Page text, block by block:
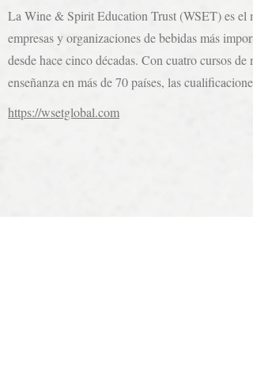
La Wine & Spirit Education Trust (WSET) es el
empresas y organizaciones de bebidas más
desde hace cinco décadas. Con cuatro cursos
enseñanza en más de 70 países, las
https://wsetglobal.com